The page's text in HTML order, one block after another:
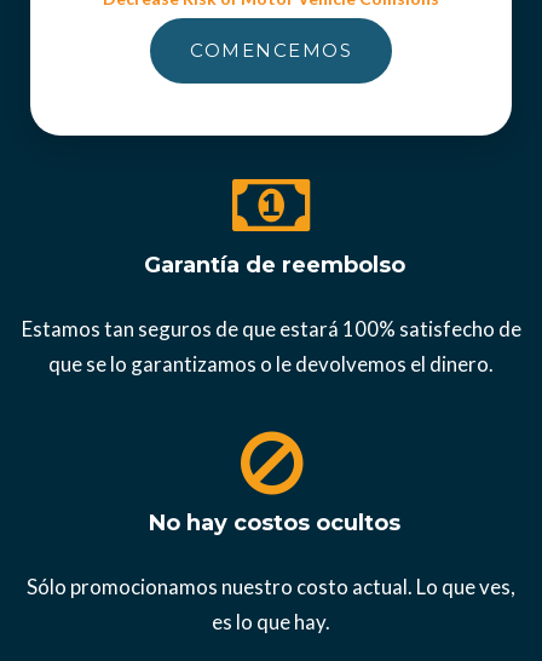
COMENCEMOS
Garantía de reembolso
Estamos tan seguros de que estará 100% satisfecho de
que se lo garantizamos o le devolvemos el dinero.
No hay costos ocultos
Sólo promocionamos nuestro costo actual. Lo que ves,
es lo que hay.